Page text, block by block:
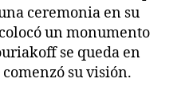
ceremonia en su
un monumento
se queda en
su visión.